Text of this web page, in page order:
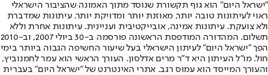
"ישראל היום" הוא גוף תקשורת שנוסד מתוך האמונה שהציבור הישראלי
ראוי לעיתונות טובה יותר, מאוזנת יותר ומדויקת יותר. עיתונות שמדברת
ולא צועקת. עיתונות אמינה, אובייקטיבית ועניינית. עיתונות אחרת וללא
תשלום. המהדורה המודפסת הראשונה פורסמה ב-30 ביולי 2007, וב-2010
הפך "ישראל היום" לעיתון הישראלי בעל שיעור החשיפה הגבוה ביותר בימי
חול. מו"ל העיתון היא ד"ר מרים אדלסון. העורך הראשי הוא עמר לחמנוביץ,
והעורך המייסד הוא עמוס רגב. אתרי האינטרנט של "ישראל היום" בעברית